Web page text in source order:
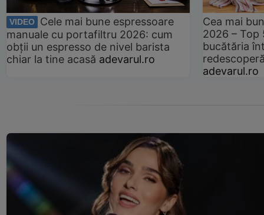
VIDEO
Cele mai bune espressoare
manuale cu portafiltru 2026: cum
obții un espresso de nivel barista
chiar la tine acasă adevarul.ro
Cea mai
2026 –
bucătăria
adevarul.ro